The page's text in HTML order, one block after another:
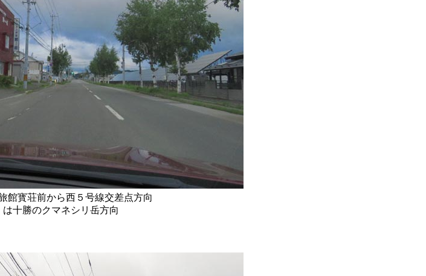
館寳荘前から西５号線交差点方向
十勝のクマネシリ岳方向